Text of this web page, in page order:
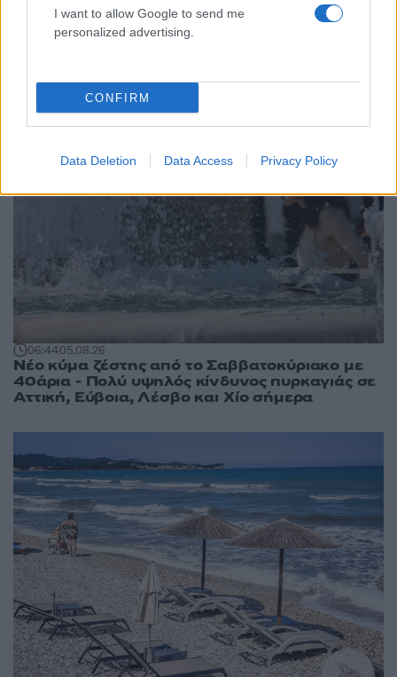
I want to allow Google to send me
personalized advertising.
CONFIRM
Data Deletion Data Access Privacy Policy
18:3405.08.26
Η Ευρώπη «ψήνεται» αλλά η Νέα Ζηλανδία
06:4405.08.26
Νέο κύμα ζέστης από το Σαββατοκύριακο με
40άρια - Πολύ υψηλός κίνδυνος πυρκαγιάς σε
Αττική, Εύβοια, Λέσβο και Χίο σήμερα